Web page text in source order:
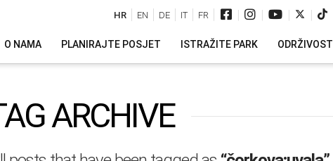
| | | |
HR EN DE IT FR
O NAMA PLANIRAJTE POSJET ISTRAŽITE PARK ODRŽIVOST
ARCHIVE